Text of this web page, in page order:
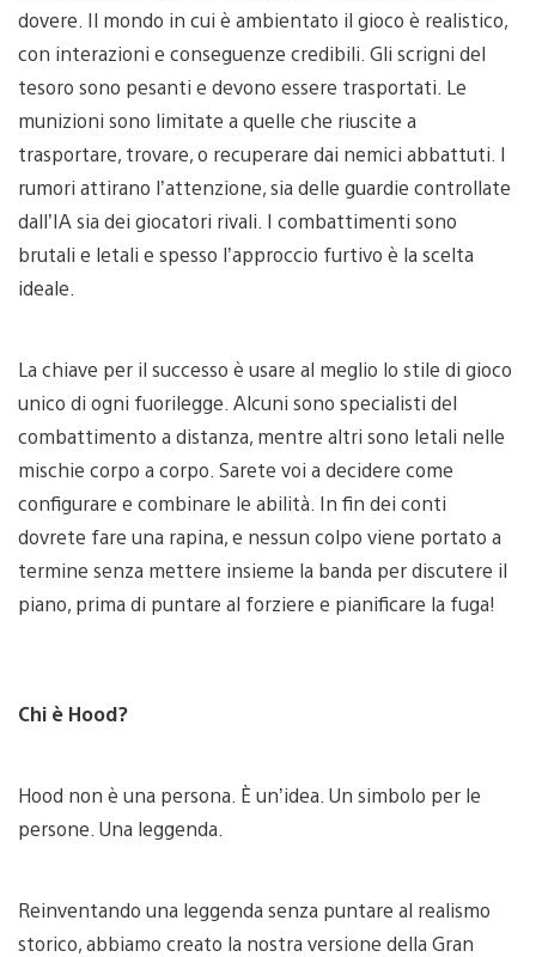
dovere. Il mondo in cui è ambientato il gioco è realistico,
con interazioni e conseguenze credibili. Gli scrigni del
tesoro sono pesanti e devono essere trasportati. Le
munizioni sono limitate a quelle che riuscite a
trasportare, trovare, o recuperare dai nemici abbattuti. I
rumori attirano l’attenzione, sia delle guardie controllate
dall’IA sia dei giocatori rivali. I combattimenti sono
brutali e letali e spesso l’approccio furtivo è la scelta
ideale.
La chiave per il successo è usare al meglio lo stile di gioco
unico di ogni fuorilegge. Alcuni sono specialisti del
combattimento a distanza, mentre altri sono letali nelle
mischie corpo a corpo. Sarete voi a decidere come
configurare e combinare le abilità. In fin dei conti
dovrete fare una rapina, e nessun colpo viene portato a
termine senza mettere insieme la banda per discutere il
piano, prima di puntare al forziere e pianificare la fuga!
Chi è Hood?
Hood non è una persona. È un’idea. Un simbolo per le
persone. Una leggenda.
Reinventando una leggenda senza puntare al realismo
storico, abbiamo creato la nostra versione della Gran